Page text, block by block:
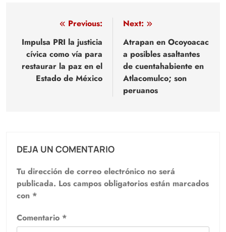
Navegación
de
entradas
Previous:
Impulsa PRI la justicia
cívica como vía para
restaurar la paz en el
Estado de México
Next:
Atrapan en Ocoyoacac
a posibles asaltantes
de cuentahabiente en
Atlacomulco; son
peruanos
DEJA UN COMENTARIO
Tu dirección de correo electrónico no será
publicada. Los campos obligatorios están marcados
con *
Comentario *